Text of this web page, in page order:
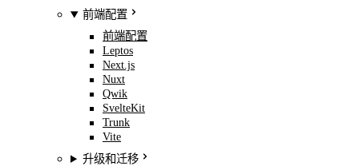
前端配置
前端配置
Leptos
Next.js
Nuxt
Qwik
SvelteKit
Trunk
Vite
升级和迁移